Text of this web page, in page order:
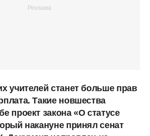
учителей станет больше прав
Такие новшества
проект закона «О статусе
накануне принял сенат